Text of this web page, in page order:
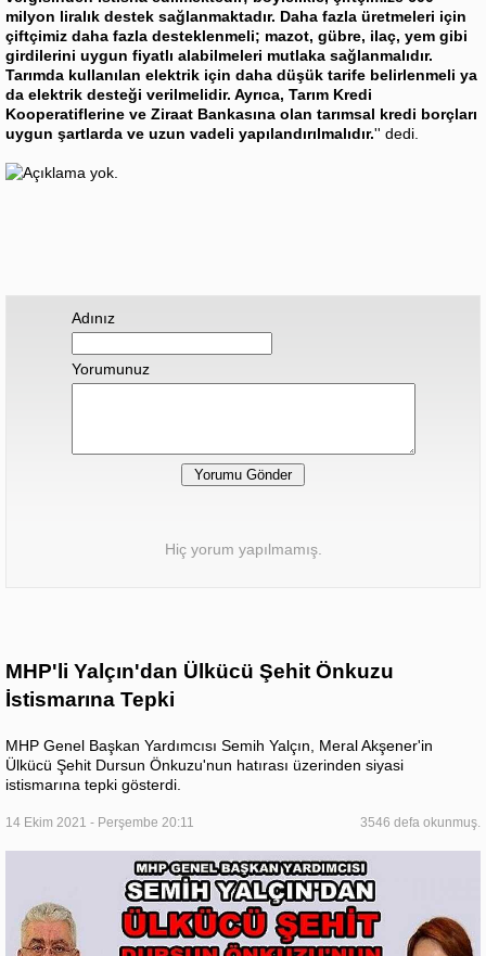
milyon liralık destek sağlanmaktadır. Daha fazla üretmeleri için
çiftçimiz daha fazla desteklenmeli; mazot, gübre, ilaç, yem gibi
girdilerini uygun fiyatlı alabilmeleri mutlaka sağlanmalıdır.
Tarımda kullanılan elektrik için daha düşük tarife belirlenmeli ya
da elektrik desteği verilmelidir. Ayrıca, Tarım Kredi
Kooperatiflerine ve Ziraat Bankasına olan tarımsal kredi borçları
uygun şartlarda ve uzun vadeli yapılandırılmalıdır.'' dedi.
Adınız
Yorumunuz
Hiç yorum yapılmamış.
MHP'li Yalçın'dan Ülkücü Şehit Önkuzu
İstismarına Tepki
MHP Genel Başkan Yardımcısı Semih Yalçın, Meral Akşener'in
Ülkücü Şehit Dursun Önkuzu'nun hatırası üzerinden siyasi
istismarına tepki gösterdi.
14 Ekim 2021 - Perşembe 20:11 3546 defa okunmuş.